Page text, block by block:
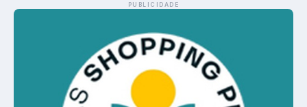
PUBLICIDADE